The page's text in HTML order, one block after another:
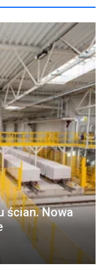
ścian. Nowa